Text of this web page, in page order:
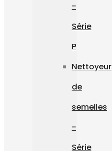
-
Série
P
Nettoyeur
de
semelles
-
Série